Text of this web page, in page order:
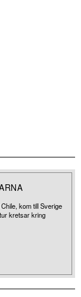
kom till Sverige
kretsar kring